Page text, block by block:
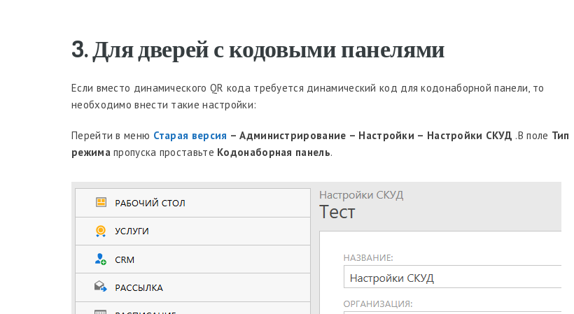
3. Для дверей с кодовыми панелями
Если вместо динамического QR кода требуется динамический код для кодонаборной панели, то
необходимо внести такие настройки:
Перейти в меню Старая версия – Администрирование – Настройки – Настройки СКУД .В поле Тип
режимапропуска проставьте Кодонаборная панель.